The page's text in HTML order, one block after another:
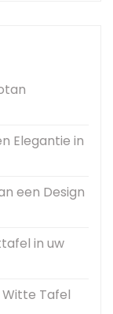
Elegantie in
een Design
in uw
Witte Tafel